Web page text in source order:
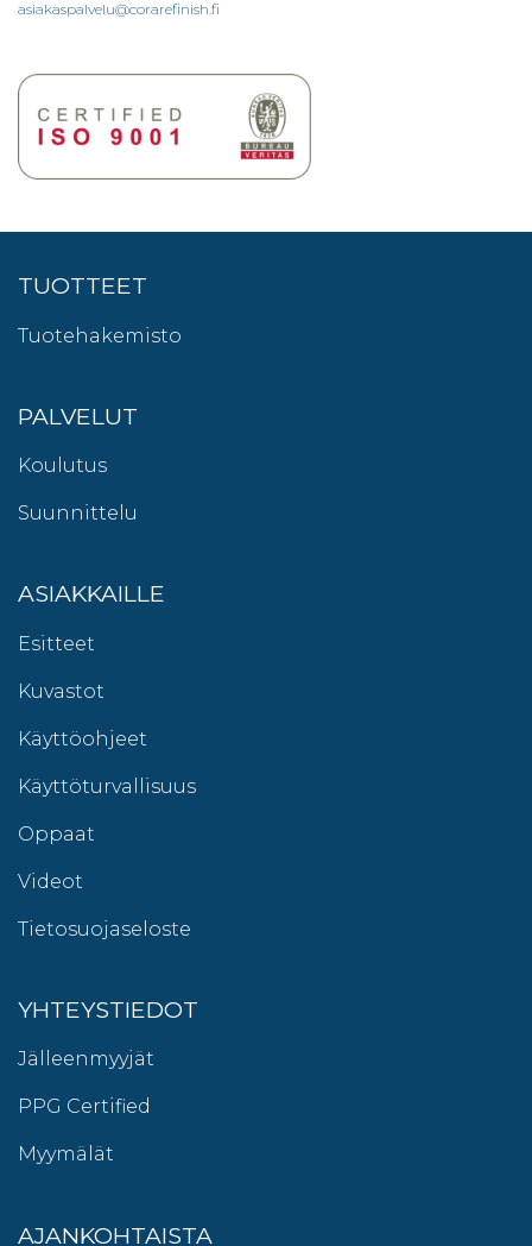
asiakaspalvelu@corarefinish.fi
TUOTTEET
Tuotehakemisto
PALVELUT
Koulutus
Suunnittelu
ASIAKKAILLE
Esitteet
Kuvastot
Käyttöohjeet
Käyttöturvallisuus
Oppaat
Videot
Tietosuojaseloste
YHTEYSTIEDOT
Jälleenmyyjät
PPG Certified
Myymälät
AJANKOHTAISTA